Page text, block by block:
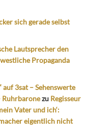
sich gerade selbst
Lautsprecher den
Propaganda
auf 3sat – Sehenswerte
Ruhrbaronezu Regisseur
Vater und ich‘:
eigentlich nicht